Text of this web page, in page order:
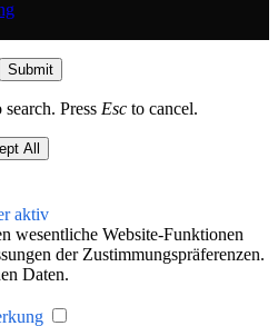
Submit
Press Esc to cancel.
All
aktiv
wesentliche Website-Funktionen
der Zustimmungspräferenzen.
Daten.